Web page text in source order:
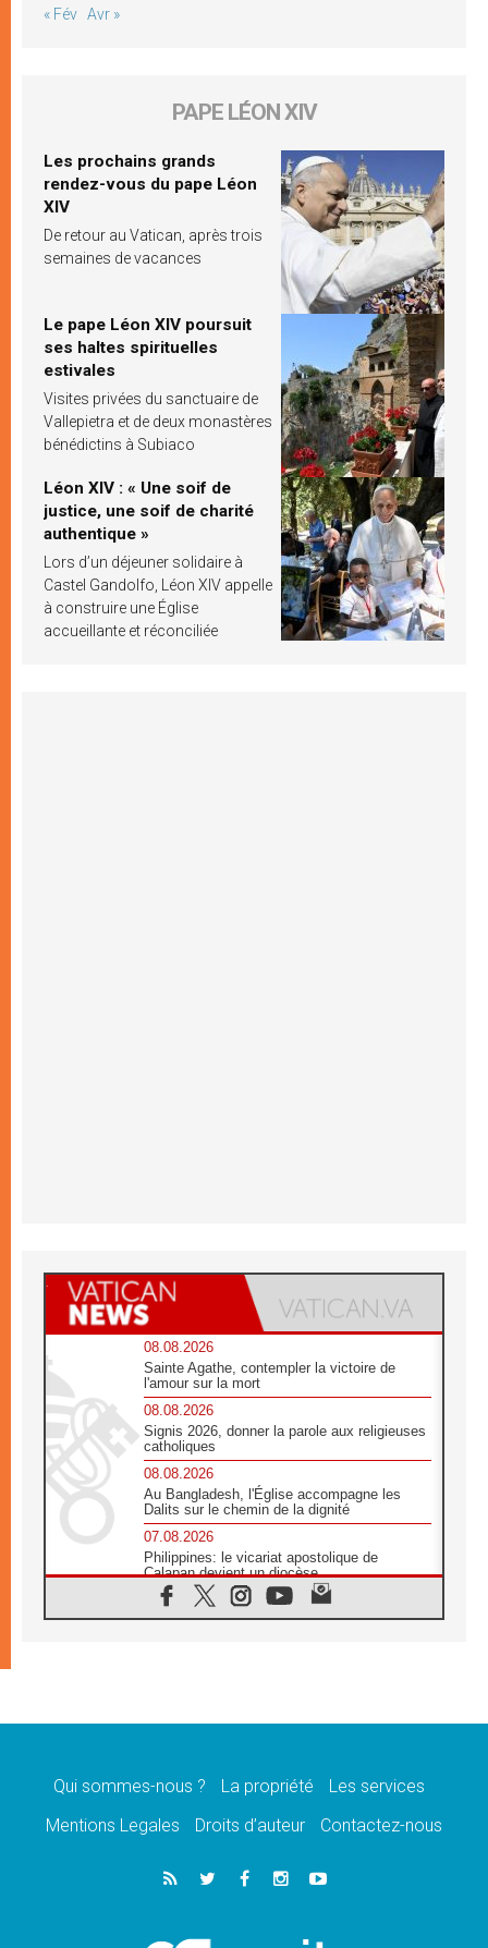
« Fév Avr »
PAPE LÉON XIV
Les prochains grands
rendez-vous du pape Léon
XIV
De retour au Vatican, après trois
semaines de vacances
Le pape Léon XIV poursuit
ses haltes spirituelles
estivales
Visites privées du sanctuaire de
Vallepietra et de deux monastères
bénédictins à Subiaco
Léon XIV : « Une soif de
justice, une soif de charité
authentique »
Lors d’un déjeuner solidaire à
Castel Gandolfo, Léon XIV appelle
à construire une Église
accueillante et réconciliée
08.08.2026
Sainte Agathe, contempler la victoire de
l'amour sur la mort
08.08.2026
Signis 2026, donner la parole aux religieuses
catholiques
08.08.2026
Au Bangladesh, l'Église accompagne les
Dalits sur le chemin de la dignité
07.08.2026
Philippines: le vicariat apostolique de
Calapan devient un diocèse
07.08.2026
Congo-Brazzaville : le 15 août, entre
une signature»
Le programme du voyage apostolique du
07.08.2026
1ère Conférence continentale sur l'éducation
Qui sommes-nous ? La propriété
Les services
Mentions Legales
Droits d’auteur Contactez-nous